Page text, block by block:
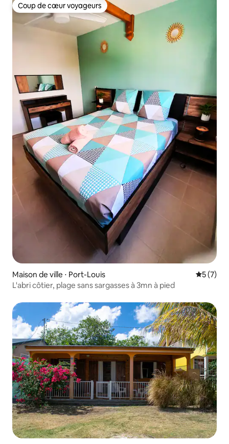
Coup de cœur voyageurs
Coup de cœur voyageurs
Maison de ville ⋅ Port-Louis
5 (7)
L'abri côtier, plage sans sargasses à 3mn à pied